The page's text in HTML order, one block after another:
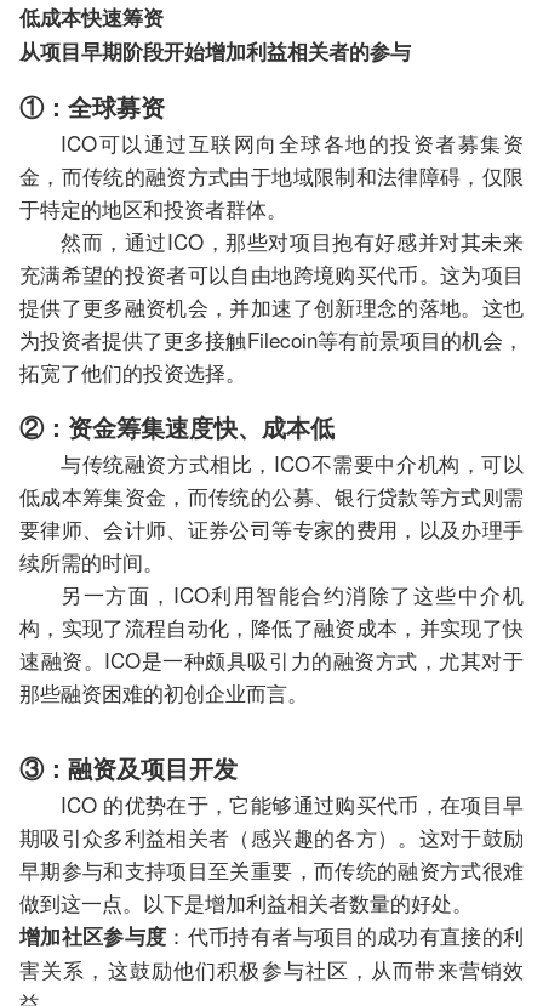
低成本快速筹资
从项目早期阶段开始增加利益相关者的参与
①：全球募资
ICO可以通过互联网向全球各地的投资者募集资
金，而传统的融资方式由于地域限制和法律障碍，仅限
于特定的地区和投资者群体。
然而，通过ICO，那些对项目抱有好感并对其未来
充满希望的投资者可以自由地跨境购买代币。这为项目
提供了更多融资机会，并加速了创新理念的落地。这也
为投资者提供了更多接触Filecoin等有前景项目的机会，
拓宽了他们的投资选择。
②：资金筹集速度快、成本低
与传统融资方式相比，ICO不需要中介机构，可以
低成本筹集资金，而传统的公募、银行贷款等方式则需
要律师、会计师、证券公司等专家的费用，以及办理手
续所需的时间。
另一方面，ICO利用智能合约消除了这些中介机
构，实现了流程自动化，降低了融资成本，并实现了快
速融资。ICO是一种颇具吸引力的融资方式，尤其对于
那些融资困难的初创企业而言。
③：融资及项目开发
ICO 的优势在于，它能够通过购买代币，在项目早
期吸引众多利益相关者（感兴趣的各方）。这对于鼓励
早期参与和支持项目至关重要，而传统的融资方式很难
做到这一点。以下是增加利益相关者数量的好处。
增加社区参与度 ：代币持有者与项目的成功有直接的利
害关系，这鼓励他们积极参与社区，从而带来营销效